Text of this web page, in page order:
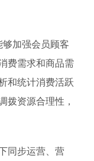
加强会员顾客
费需求和商品需
和统计消费活跃
拨资源合理性，
同步运营、营